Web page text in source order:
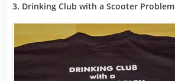
3. Drinking Club with a Scooter Problem